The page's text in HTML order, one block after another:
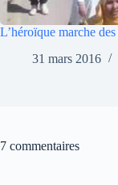
L’héroïque marche
31 mars 2016
7 commentaires